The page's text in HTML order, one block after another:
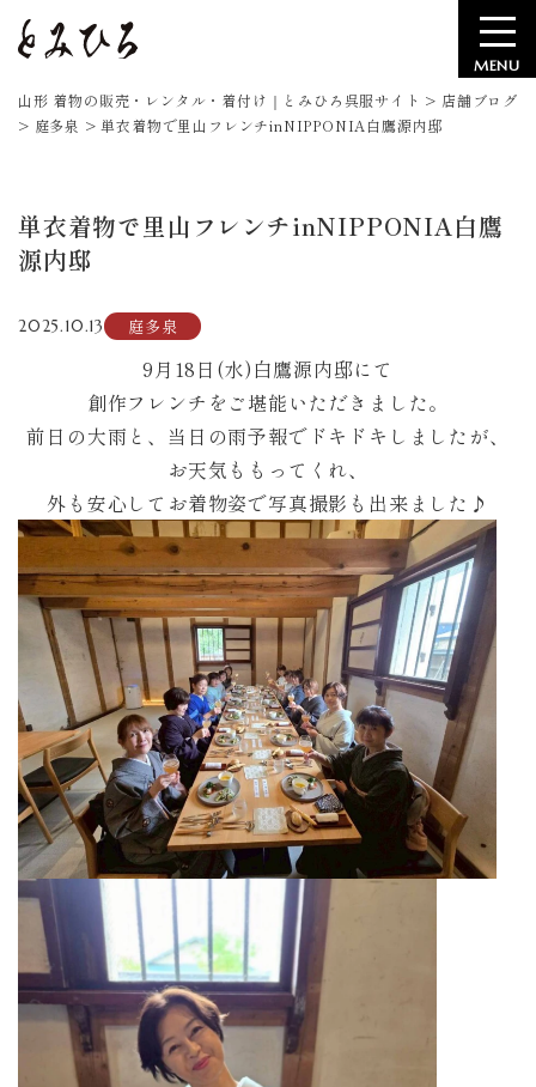
MENU
山形 着物の販売・レンタル・着付け｜とみひろ呉服サイト > 店舗ブログ
> 庭多泉 >単衣着物で里山フレンチinNIPPONIA白鷹源内邸
単衣着物で里山フレンチinNIPPONIA白鷹
源内邸
2025.10.13 庭多泉
9月18日(水)白鷹源内邸にて
創作フレンチをご堪能いただきました。
前日の大雨と、当日の雨予報でドキドキしましたが、
お天気ももってくれ、
外も安心してお着物姿で写真撮影も出来ました♪